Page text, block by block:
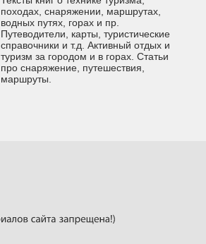
походах, снаряжении, маршрутах,
водных путях, горах и пр.
Путеводители, карты, туристические
справочники и т.д. Активный отдых и
туризм за городом и в горах. Cтатьи
про снаряжение, путешествия,
маршруты.